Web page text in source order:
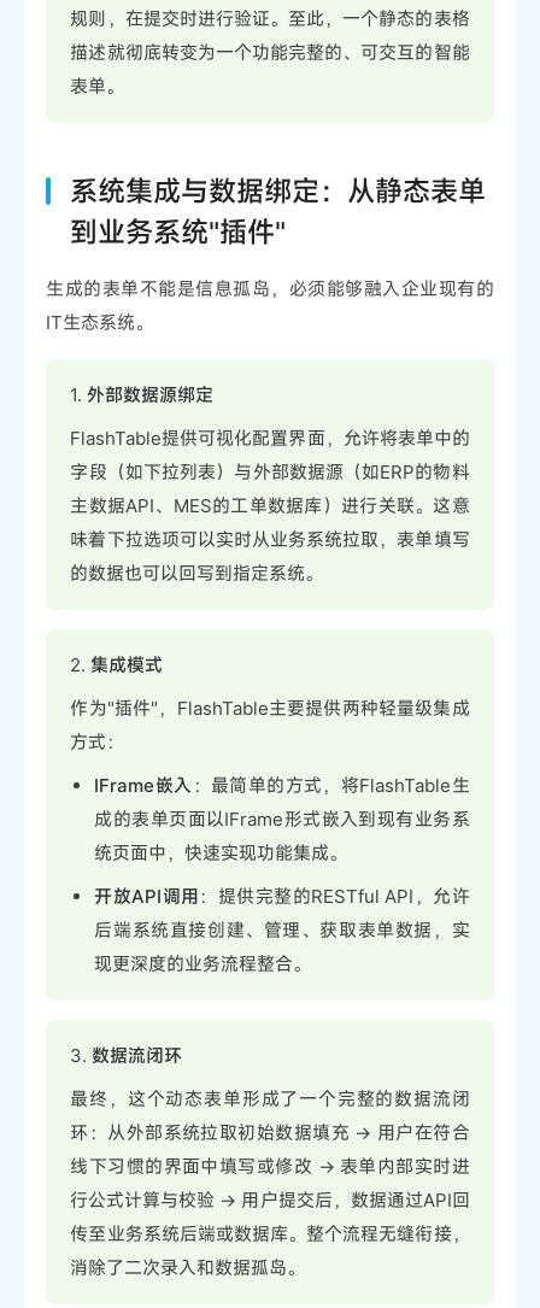
规则，在提交时进行验证。至此，一个静态的表格
描述就彻底转变为一个功能完整的、可交互的智能
表单。
系统集成与数据绑定：从静态表单
到业务系统"插件"
生成的表单不能是信息孤岛，必须能够融入企业现有的
IT生态系统。
1.外部数据源绑定
FlashTable提供可视化配置界面，允许将表单中的
字段（如下拉列表）与外部数据源（如ERP的物料
主数据API、MES的工单数据库）进行关联。这意
味着下拉选项可以实时从业务系统拉取，表单填写
的数据也可以回写到指定系统。
2.集成模式
作为"插件"，FlashTable主要提供两种轻量级集成
方式：
IFrame嵌入 ：最简单的方式，将FlashTable生
成的表单页面以IFrame形式嵌入到现有业务系
统页面中，快速实现功能集成。
开放API调用 ：提供完整的RESTful API，允许
后端系统直接创建、管理、获取表单数据，实
现更深度的业务流程整合。
3. 数据流闭环
最终，这个动态表单形成了一个完整的数据流闭
环：从外部系统拉取初始数据填充 -> 用户在符合
线下习惯的界面中填写或修改 -> 表单内部实时进
行公式计算与校验 -> 用户提交后，数据通过API回
传至业务系统后端或数据库。整个流程无缝衔接，
消除了二次录入和数据孤岛。